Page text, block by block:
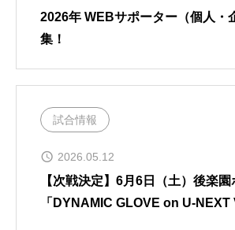
2026年 WEBサポーター（個人・
集！
試合情報
2026.05.12
【次戦決定】6月6日（土）後楽園
「DYNAMIC GLOVE on U-NEXT